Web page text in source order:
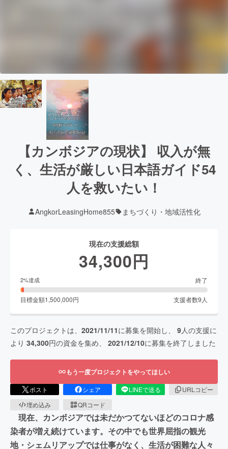
【カンボジアの現状】 収入が無
く、生活が厳しい日本語ガイド54
人を救いたい！
AngkorLeasingHome855 まちづくり・地域活性化
現在の支援総額
34,300円
2%達成 終了
目標金額1,500,000円 支援者数9 人
このプロジェクトは、 2021/11/11に募集を開始し、 9人の支援に
より 34,300円の資金を集め、 2021/12/10に募集を終了しました
もう一度プロジェクトをやってほしい
ポスト シェア LINEで送る
URLコピー
埋め込み
QRコード
現在、カンボジアでは未だかつてないほどのコロナ感
染者が増え続けています。その中でも世界屈指の観光
地・シェムリアップでは仕事がなく、生活が困難な人々